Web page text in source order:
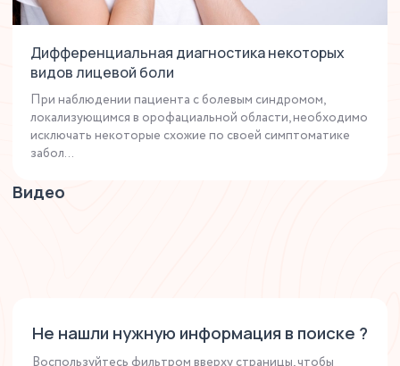
Дифференциальная диагностика некоторых
видов лицевой боли
При наблюдении пациента с болевым синдромом,
локализующимся в орофациальной области, необходимо
исключать некоторые схожие по своей симптоматике
забол...
Видео
Не нашли нужную информация в поиске ?
Воспользуйтесь фильтром вверху страницы, чтобы